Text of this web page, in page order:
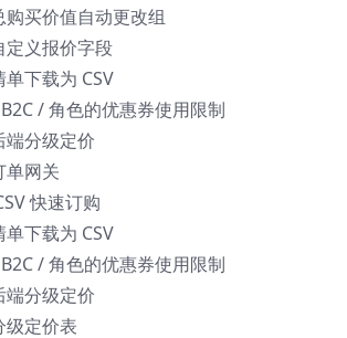
购买价值自动更改组
定义报价字段
单下载为 CSV
/ 角色的优惠券使用限制
端分级定价
单网关
快速订购
单下载为 CSV
/ 角色的优惠券使用限制
端分级定价
级定价表